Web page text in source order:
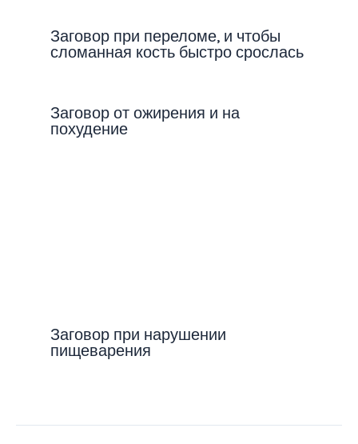
Заговор при переломе, и чтобы
сломанная кость быстро срослась
Заговор от ожирения и на
похудение
Заговор при нарушении
пищеварения